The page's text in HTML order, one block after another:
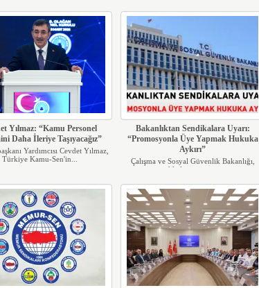
Yılmaz: “Kamu Personel
Daha İleriye Taşıyacağız”
Yardımcısı Cevdet Yılmaz,
Türkiye Kamu-Sen'in...
Bakanlıktan Sendikalara Uyarı:
“Promosyonla Üye Yapmak Hukuka
Aykırı”
Çalışma ve Sosyal Güvenlik Bakanlığı,
sendikaların üye sayı...